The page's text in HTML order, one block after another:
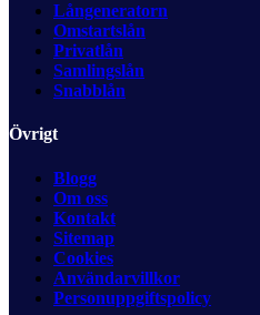
Långeneratorn
Omstartslån
Privatlån
Samlingslån
Snabblån
Övrigt
Blogg
Om oss
Kontakt
Sitemap
Cookies
Användarvillkor
Personuppgiftspolicy